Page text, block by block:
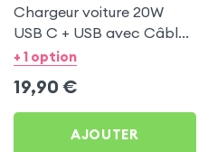
Chargeur voiture 20W
USB C + USB avec Câble
type C Swissten pour TCL
+ 1 option
19,90 €
AJOUTER